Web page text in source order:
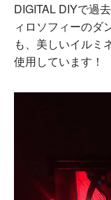
DIGITAL DIYで過
ィロソフィーのダ
も、美しいイルミ
使用しています！